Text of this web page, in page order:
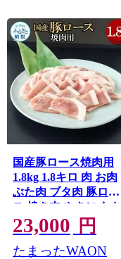
国産豚ロース焼肉用
1.8kg 1.8キロ 肉 お肉
ぶた肉 ブタ肉 豚ロー
ス 焼き肉 やきにく お
かず ジューシー 美味
しい おいしい 柔らか
い 国産 真空パック お
23,000 円
たまったWAON